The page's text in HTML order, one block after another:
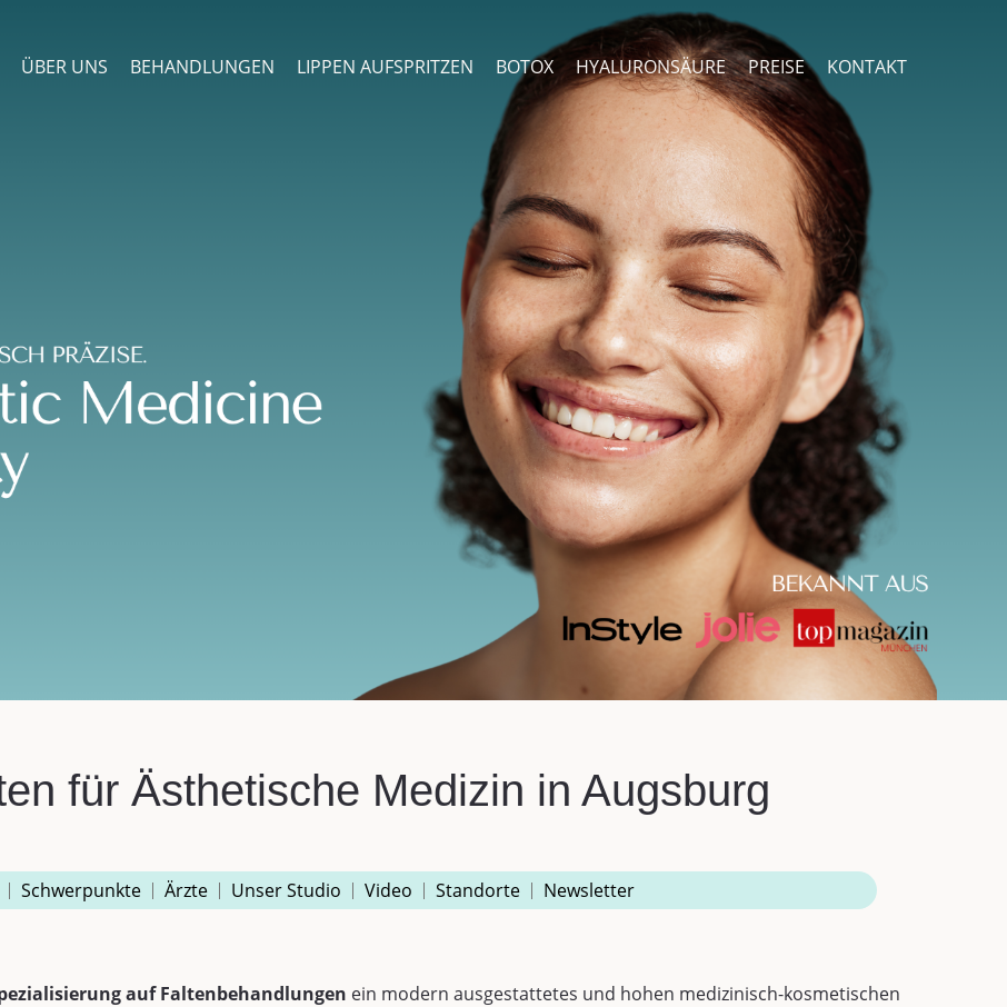
ÜBER UNS BEHANDLUNGEN LIPPEN AUFSPRITZEN BOTOX HYALURONSÄURE PREISE KONTAKT
für Ästhetische Medizin in Augsburg
Schwerpunkte Ärzte Unser Studio Video Standorte Newsletter
auf Faltenbehandlungen ein modern ausgestattetes und hohen medizinisch-kosmetischen